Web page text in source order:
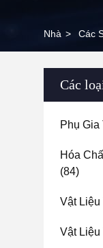
Nhà > Các
Các
Phụ
Hóa
(84)
Vật
Vật